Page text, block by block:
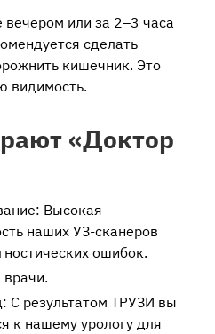
вечером или за 2–3 часа
сделать
кишечник. Это
видимость.
«Доктор
Высокая
наших УЗ-сканеров
ошибок.
С результатом ТРУЗИ вы
к нашему урологу для